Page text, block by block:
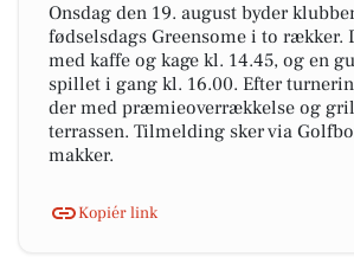
Onsdag den 19. august byder
fødselsdags Greensome i to rækker.
med kaffe og kage kl. 14.45, og en
spillet i gang kl. 16.00. Efter
der med præmieoverrækkelse og
terrassen. Tilmelding sker via
makker.
Kopiér link